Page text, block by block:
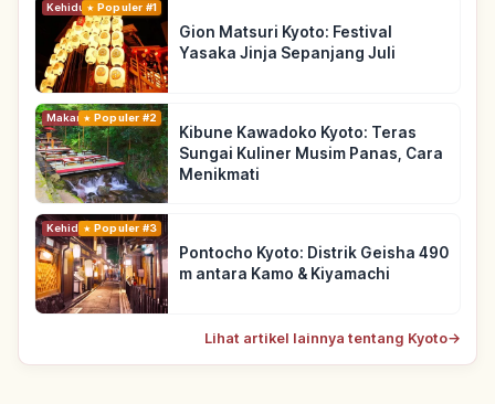
KehidupanPopuler #1
Gion Matsuri Kyoto: Festival
Yasaka Jinja Sepanjang Juli
Makanan Populer #2
Kibune Kawadoko Kyoto: Teras
Sungai Kuliner Musim Panas, Cara
Menikmati
KehidupanPopuler #3
Pontocho Kyoto: Distrik Geisha 490
m antara Kamo & Kiyamachi
Lihat artikel lainnya tentang Kyoto→